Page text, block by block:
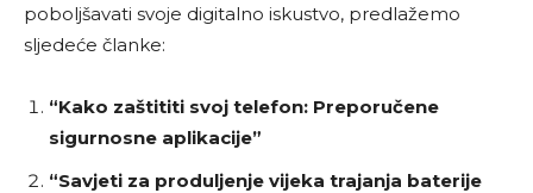
poboljšavati svoje digitalno iskustvo, predlažemo
sljedeće članke:
“Kako zaštititi svoj telefon: Preporučene
sigurnosne aplikacije”
“Savjeti za produljenje vijeka trajanja baterije